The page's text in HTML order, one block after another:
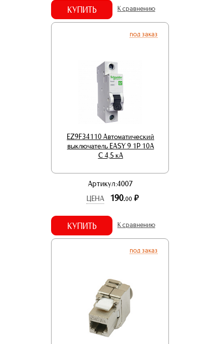
КУПИТЬ К сравнению
под заказ
EZ9F34110 Автоматический
выключатель EASY 9 1P 10A
C 4,5 кА
Артикул:4007
ЦЕНА
190.00 р.
КУПИТЬ К сравнению
под заказ